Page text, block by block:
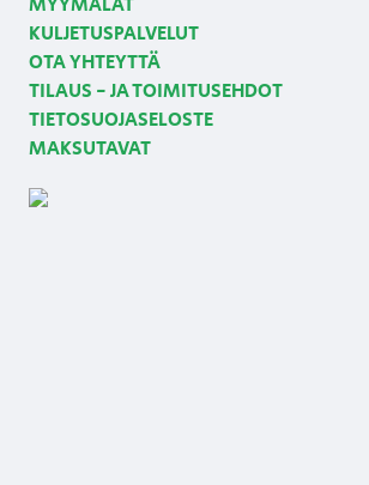
MYYMÄLÄT
KULJETUSPALVELUT
OTA YHTEYTTÄ
TILAUS - JA TOIMITUSEHDOT
TIETOSUOJASELOSTE
MAKSUTAVAT